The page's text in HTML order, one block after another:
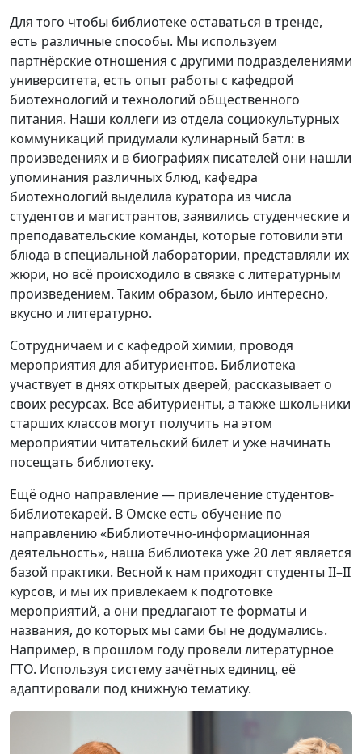
Для того чтобы библиотеке оставаться в тренде,
есть различные способы. Мы используем
партнёрские отношения с другими подразделениями
университета, есть опыт работы с кафедрой
биотехнологий и технологий общественного
питания. Наши коллеги из отдела социокультурных
коммуникаций придумали кулинарный батл: в
произведениях и в биографиях писателей они нашли
упоминания различных блюд, кафедра
биотехнологий выделила куратора из числа
студентов и магистрантов, заявились студенческие и
преподавательские команды, которые готовили эти
блюда в специальной лаборатории, представляли их
жюри, но всё происходило в связке с литературным
произведением. Таким образом, было интересно,
вкусно и литературно.
Сотрудничаем и с кафедрой химии, проводя
мероприятия для абитуриентов. Библиотека
участвует в днях открытых дверей, рассказывает о
своих ресурсах. Все абитуриенты, а также школьники
старших классов могут получить на этом
мероприятии читательский билет и уже начинать
посещать библиотеку.
Ещё одно направление — привлечение студентов-
библиотекарей. В Омске есть обучение по
направлению «Библиотечно-информационная
деятельность», наша библиотека уже 20 лет является
базой практики. Весной к нам приходят студенты II–II
курсов, и мы их привлекаем к подготовке
мероприятий, а они предлагают те форматы и
названия, до которых мы сами бы не додумались.
Например, в прошлом году провели литературное
ГТО. Используя систему зачётных единиц, её
адаптировали под книжную тематику.